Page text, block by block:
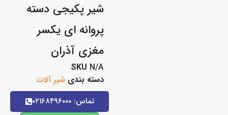
شیر پکیجی دسته
پروانه ای یکسر
مغزی آذران
شیر آلات